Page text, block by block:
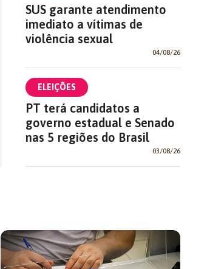
SUS garante atendimento
imediato a vítimas de
violência sexual
04/08/26
ELEIÇÕES
PT terá candidatos a
governo estadual e Senado
nas 5 regiões do Brasil
03/08/26